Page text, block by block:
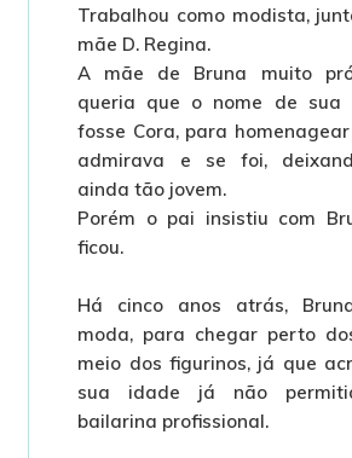
Trabalhou como modista,
mãe D. Regina.
A mãe de Bruna muito
queria que o nome de sua
fosse Cora, para
admirava e se foi,
ainda tão jovem.
Porém o pai insistiu com
ficou.
Há cinco anos atrás,
moda, para chegar perto
meio dos figurinos, já que
sua idade já não
bailarina profissional.